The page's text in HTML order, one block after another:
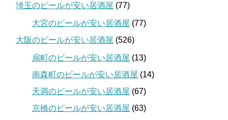
埼玉のビールが安い居酒屋 (77)
大宮のビールが安い居酒屋 (77)
大阪のビールが安い居酒屋 (526)
扇町のビールが安い居酒屋 (13)
南森町のビールが安い居酒屋 (14)
天満のビールが安い居酒屋 (67)
京橋のビールが安い居酒屋 (63)